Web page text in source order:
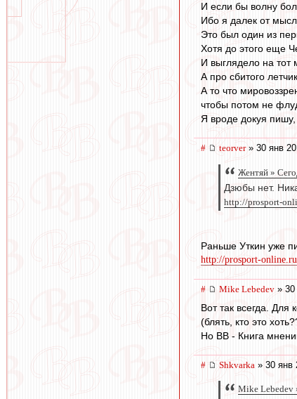
И если бы волну
Ибо я далек от
Это был один из
Хотя до этого еще
И выглядело на тот
А про сбитого
А то что
чтобы потом не
Я вроде докуя
# teorver» 30 янв
Жентяй »
Дзюбы нет.
http://prosport-
Раньше Уткин уже
http://prosport-
# Mike Lebedev » 30
Вот так всегда. Для
(блять, кто это
Но ВВ - Книга
# Shkvarka » 30 янв
Mike Lebedev